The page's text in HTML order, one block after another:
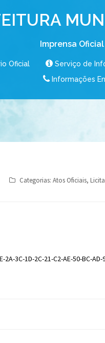
Imprensa
Oficial Serviço de
Informações
Categorias: Atos Oficiais,
2A-3C-1D-2C-21-C2-AE-50-BC-AD-